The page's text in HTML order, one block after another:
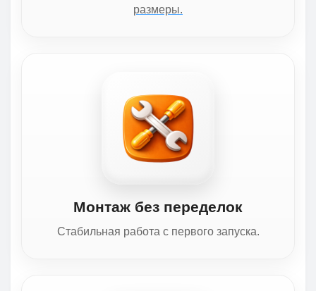
размеры.
Монтаж без переделок
Стабильная работа с первого запуска.